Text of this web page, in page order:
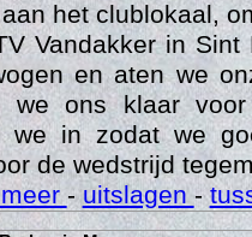
avond 7 juni
het clublokaal,
Vandakker in
en aten we
we ons klaar
we in zodat we
de wedstrijd
-uitslagen-